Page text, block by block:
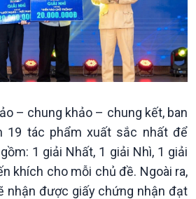
– chung khảo – chung kết, ban
19 tác phẩm xuất sắc nhất để
1 giải Nhất, 1 giải Nhì, 1 giải
khích cho mỗi chủ đề. Ngoài ra,
nhận được giấy chứng nhận đạt